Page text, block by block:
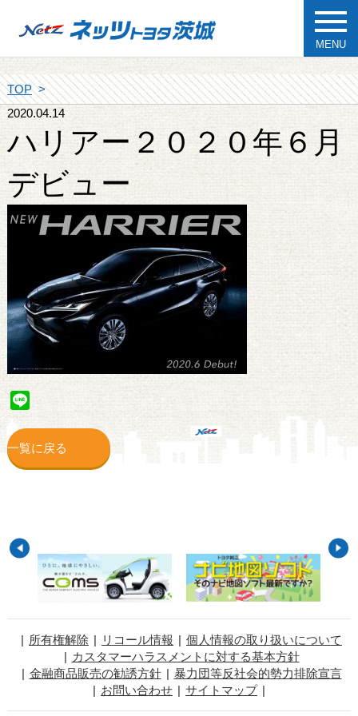
MENU
TOP
2020.04.14
ハリアー２０２０年６月
デビュー
Line
一覧に戻る
所有権解除 リコール情報
個人情報の取り扱いについて
カスタマーハラスメントに対する基本方針
金融商品販売の勧誘方針
暴力団等反社会的勢力排除宣言
お問い合わせ
サイトマップ